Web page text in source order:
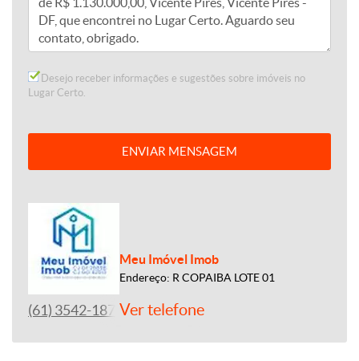
Desejo receber informações e sugestões sobre imóveis no
Lugar Certo.
ENVIAR MENSAGEM
Meu Imóvel Imob
Endereço: R COPAIBA LOTE 01
(61) 3542-1877Ver telefone